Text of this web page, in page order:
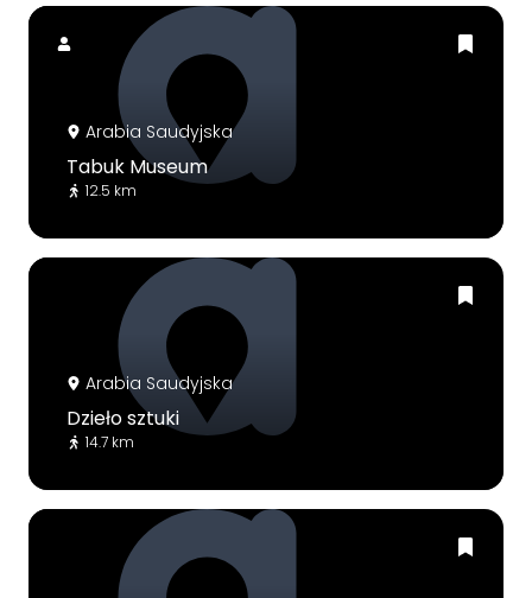
Arabia Saudyjska
Tabuk Museum
12.5 km
Arabia Saudyjska
Dzieło sztuki
14.7 km